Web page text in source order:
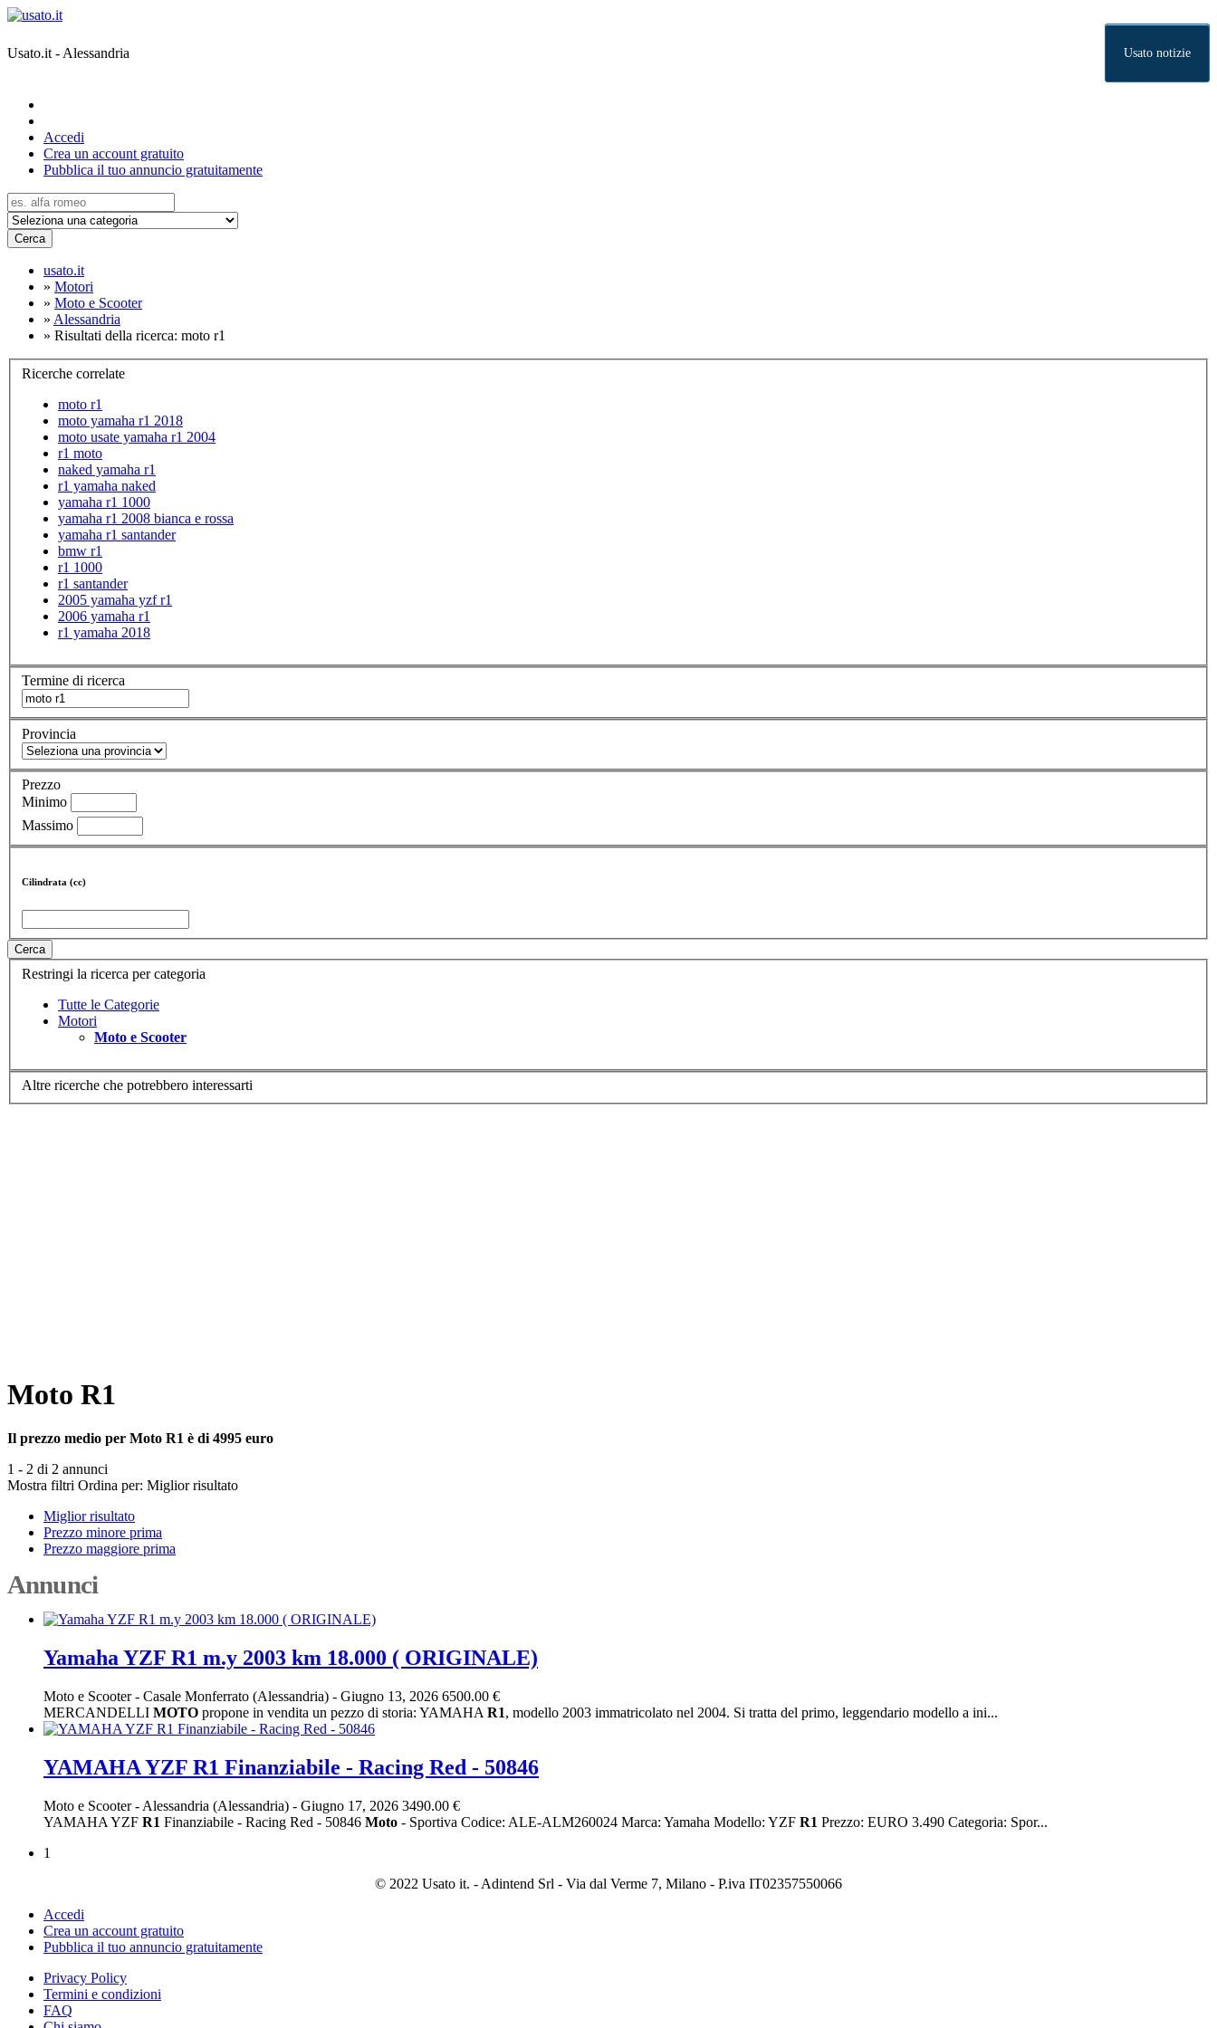
Usato.it - Alessandria Usato notizie
Accedi
Crea un account gratuito
Pubblica il tuo annuncio gratuitamente
Cerca
usato.it
» Motori
» Moto e Scooter
» Alessandria
» Risultati della ricerca: moto r1
Ricerche correlate
moto r1
moto yamaha r1 2018
moto usate yamaha r1 2004
r1 moto
naked yamaha r1
r1 yamaha naked
yamaha r1 1000
yamaha r1 2008 bianca e rossa
yamaha r1 santander
bmw r1
r1 1000
r1 santander
2005 yamaha yzf r1
2006 yamaha r1
r1 yamaha 2018
Termine di ricerca
Provincia
Prezzo
Minimo
Massimo
Cilindrata (cc)
Cerca
Restringi la ricerca per categoria
Tutte le Categorie
Motori
Moto e Scooter
Altre ricerche che potrebbero interessarti
Moto R1
Il prezzo medio per Moto R1 è di 4995 euro
1 - 2 di 2 annunci
Mostra filtri Ordina per: Miglior risultato
Miglior risultato
Prezzo minore prima
Prezzo maggiore prima
Annunci
Yamaha YZF R1 m.y 2003 km 18.000 ( ORIGINALE)
Moto e Scooter- Casale Monferrato (Alessandria) - Giugno 13, 2026 6500.00 €
MERCANDELLI MOTO propone in vendita un pezzo di storia: YAMAHA R1, modello 2003 immatricolato nel 2004. Si tratta del primo, leggendario modello a ini...
YAMAHA YZF R1 Finanziabile - Racing Red - 50846
Moto e Scooter- Alessandria (Alessandria) - Giugno 17, 2026 3490.00 €
YAMAHA YZF R1 Finanziabile - Racing Red - 50846 Moto - Sportiva Codice: ALE-ALM260024 Marca: Yamaha Modello: YZF R1 Prezzo: EURO 3.490 Categoria: Spor...
1
© 2022 Usato it. - Adintend Srl - Via dal Verme 7, Milano - P.iva IT02357550066
Accedi
Crea un account gratuito
Pubblica il tuo annuncio gratuitamente
Privacy Policy
Termini e condizioni
FAQ